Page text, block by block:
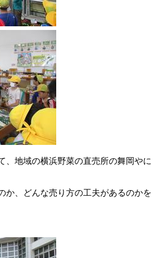
、地域の横浜野菜の直売所の舞岡やに
か、どんな売り方の工夫があるのかを